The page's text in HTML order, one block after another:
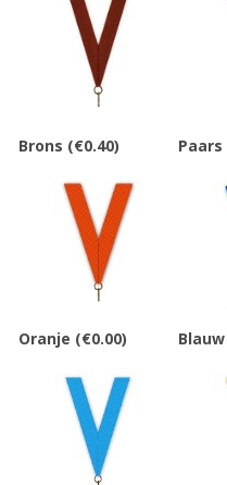
Brons (€0.40) Paars
Oranje (€0.00) Blauw